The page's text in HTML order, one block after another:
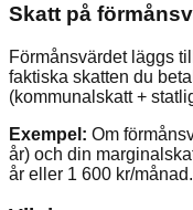
Skatt på
Förmånsvärdet läggs
faktiska skatten du
(kommunalskatt +
Exempel: Om
år) och din
år eller 1 600 kr/månad.